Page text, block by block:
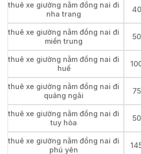
thuê xe giường nằm đồng nai đi
nha trang
thuê xe giường nằm đồng nai đi
miền trung
thuê xe giường nằm đồng nai đi
huế
thuê xe giường nằm đồng nai đi
quảng ngãi
thuê xe giường nằm đồng nai đi
tuy hòa
thuê xe giường nằm đồng nai đi
phú yên